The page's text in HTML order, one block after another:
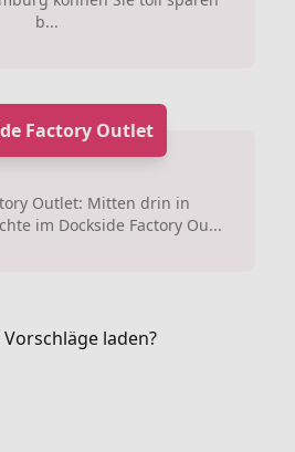
b...
Factory Outlet
Outlet: Mitten drin in
im Dockside Factory Ou...
laden?